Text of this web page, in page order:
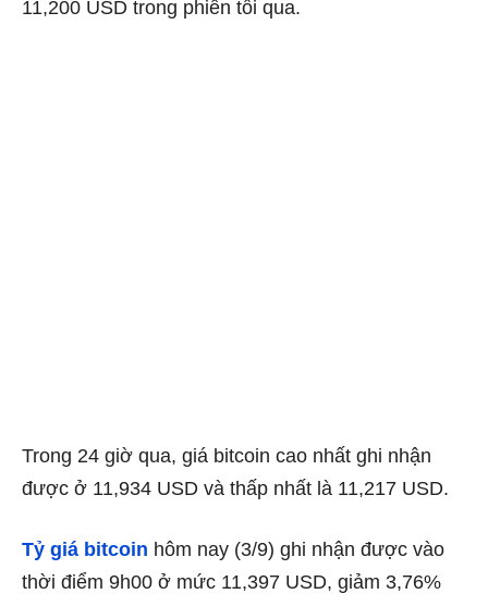
11,200 USD trong phiên tối qua.
Trong 24 giờ qua, giá bitcoin cao nhất ghi nhận
được ở 11,934 USD và thấp nhất là 11,217 USD.
Tỷ giá bitcoin hôm nay (3/9) ghi nhận được vào
thời điểm 9h00 ở mức 11,397 USD, giảm 3,76%